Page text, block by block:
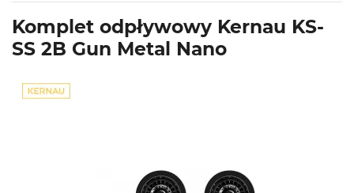
Komplet odpływowy Kernau KS-
SS 2B Gun Metal Nano